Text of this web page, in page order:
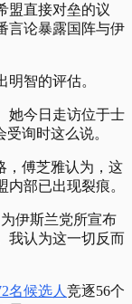
盟直接对垒的议
言论暴露国阵与伊
智的评估。
她今日走访位于士
询时这么说。
，傅芝雅认为，这
部已出现裂痕。
伊斯兰党所宣布
我认为这一切反而
名候选人 竞逐56个